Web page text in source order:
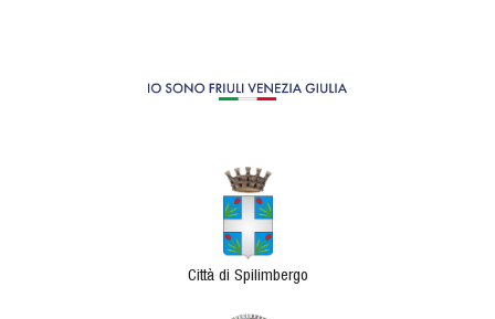
Città di Spilimbergo